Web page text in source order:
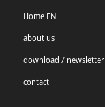
Home EN
about us
download / newsletter
contact